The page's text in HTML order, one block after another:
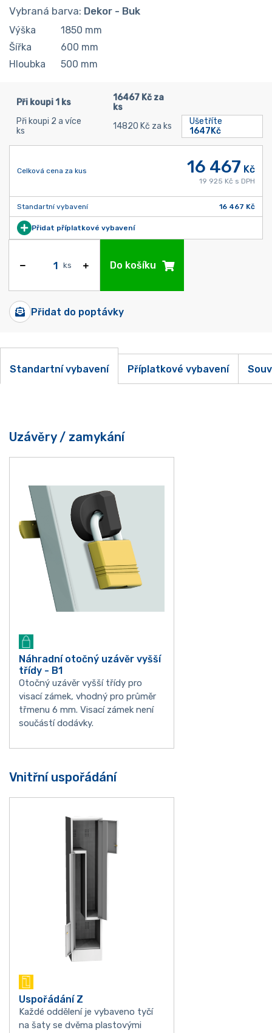
Vybraná barva: Dekor - Buk
Výška 1850 mm
Šířka
600 mm
Hloubka
500 mm
Při koupi 1 ks
16467 Kč za
ks
Při koupi 2 a více
ks
14820 Kč za ks
Ušetříte
1647Kč
Celková cena za kus 16 467 Kč
19 925 Kč s DPH
Standartní vybavení 16 467 Kč
Přidat příplatkové vybavení
ks Do košíku
Přidat do poptávky
Standartní vybavení Příplatkové vybavení
Uzávěry / zamykání
Náhradní otočný uzávěr vyšší
třídy - B1
Otočný uzávěr vyšší třídy pro
visací zámek, vhodný pro průměr
třmenu 6 mm. Visací zámek není
součástí dodávky.
Vnitřní uspořádání
Uspořádání Z
Každé oddělení je vybaveno tyčí
na šaty se dvěma plastovými